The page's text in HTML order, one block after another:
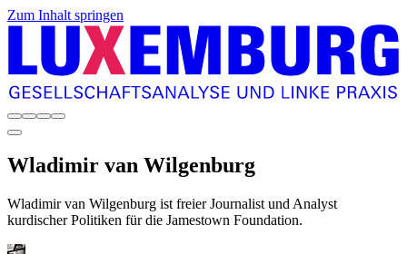
Zum Inhalt springen
Wladimir van Wilgenburg
Wladimir van Wilgenburg ist freier Journalist und Analyst
kurdischer Politiken für die Jamestown Foundation.